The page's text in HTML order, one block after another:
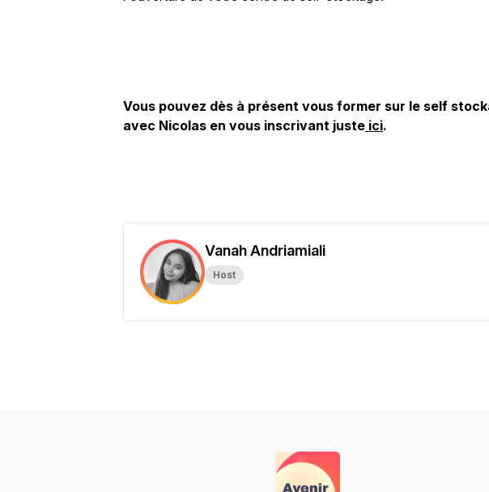
Vous pouvez dès à présent vous former sur le self
avec Nicolas en vous inscrivant juste ici.
Vanah Andriamiali
Host